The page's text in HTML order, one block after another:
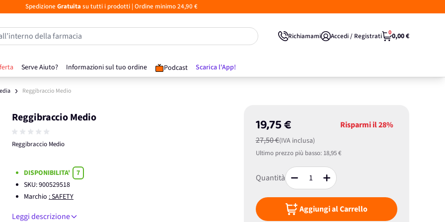
Spedizione Gratuita su tutti i prodotti| Ordine minimo 24,90 €
Serve Aiuto? Informazioni sul tuo ordine Podcast Scarica l'App!
della farmacia Richiamami Accedi / Registrati 00,00 €
Reggibraccio Medio
Reggibraccio Medio
Reggibraccio Medio
19,75 €
27,50 €(IVA inclusa)
Risparmi il28%
Ultimo prezzo più basso: 18,95 €
Quantità
Aggiungi al Carrello
DISPONIBILITA'
7
SKU:900529518
Marchio : SAFETY
Leggi descrizione